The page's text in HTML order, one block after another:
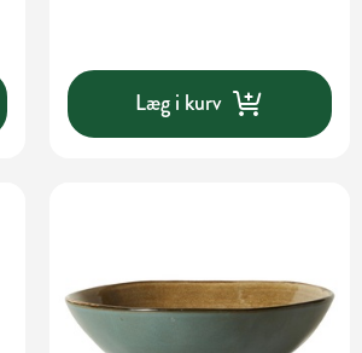
Læg i kurv